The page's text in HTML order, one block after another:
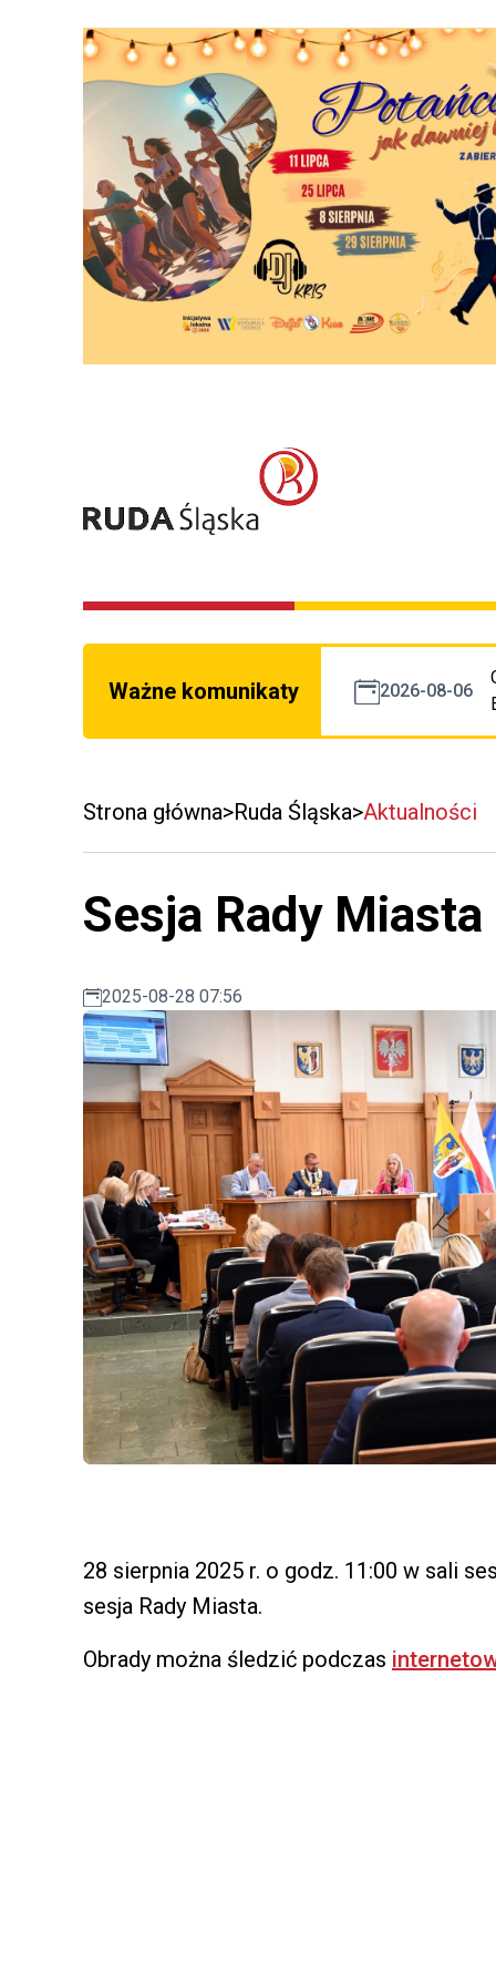
Ważne komunikaty 2026-08-06
Strona główna Ruda Śląska Aktualności
Sesja Rady Miasta
2025-08-28 07:56
28 sierpnia 2025 r. o godz. 11:00 w sali
sesja Rady Miasta.
Obrady można śledzić podczas